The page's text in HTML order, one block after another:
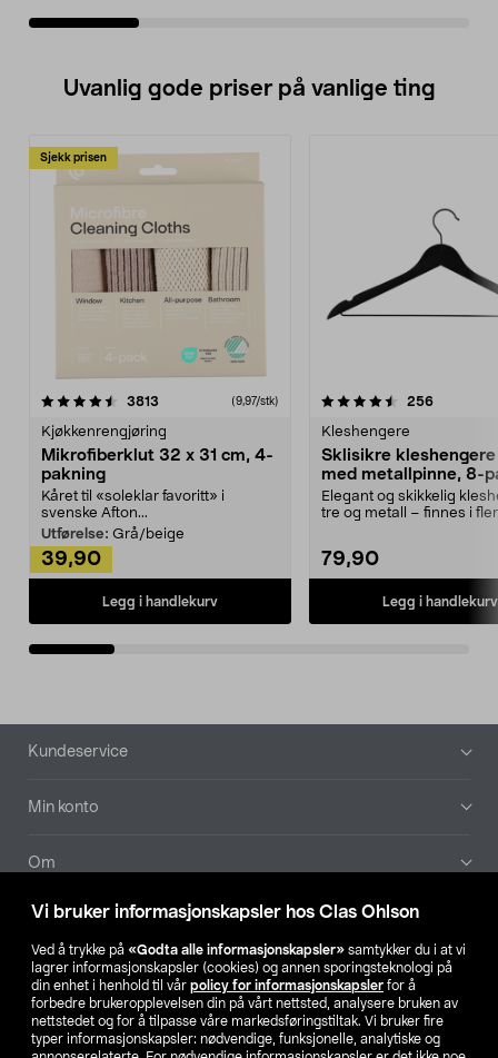
Vi bruker informasjonskapsler hos Clas Ohlson
Ved å trykke på «Godta alle informasjonskapsler» samtykker du i at vi
lagrer informasjonskapsler (cookies) og annen sporingsteknologi på
din enhet i henhold til vår policy for informasjonskapsler for å
forbedre brukeropplevelsen din på vårt nettsted, analysere bruken av
nettstedet og for å tilpasse våre markedsføringstiltak. Vi bruker fire
typer informasjonskapsler: nødvendige, funksjonelle, analytiske og
Uvanlig gode priser på vanlige ting
Sjekk prisen
3813 anmeldelser(9,97/stk)
Kjøkkenrengjøring
Mikrofiberklut 32 x 31 cm, 4-
pakning
Kåret til «soleklar favoritt» i
svenske Afton...
Utførelse: Grå/beige
39,90
Legg i handlekurv
4.5av 5 stjerner 256
Kleshengere
Sklisikre
med metallpinne, 8-
Elegant og skikkelig
tre og metall – finnes i
79,90
Legg i handlekurv
4.5av 5 stjerner
Bunntekst
Kundeservice
Min konto
Om
Aktuelt
Våre selskaper
Finn din butikk